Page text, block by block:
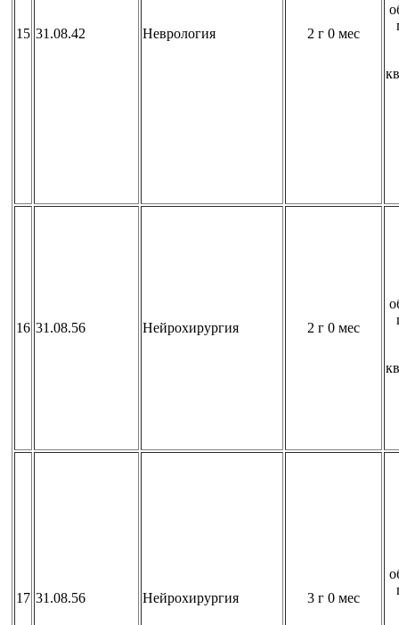
15 31.08.42 Неврология 2 г 0 мес
16 31.08.56 Нейрохирургия 2 г 0 мес
17 31.08.56 Нейрохирургия 3 г 0 мес